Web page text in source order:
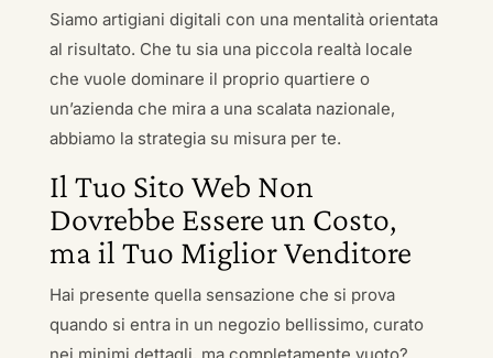
Siamo artigiani digitali con una mentalità orientata
al risultato. Che tu sia una piccola realtà locale
che vuole dominare il proprio quartiere o
un’azienda che mira a una scalata nazionale,
abbiamo la strategia su misura per te.
Il Tuo Sito Web Non
Dovrebbe Essere un Costo,
ma il Tuo Miglior Venditore
Hai presente quella sensazione che si prova
quando si entra in un negozio bellissimo, curato